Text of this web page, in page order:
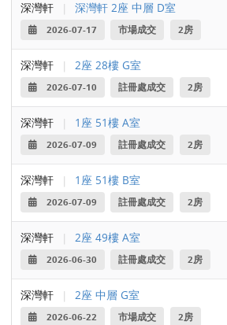
深灣軒 | 深灣軒 2座 中層 D室
2026-07-17 市場成交 2房
深灣軒 | 2座 28樓 G室
2026-07-10 註冊處成交 2房
深灣軒 | 1座 51樓 A室
2026-07-09 註冊處成交 2房
深灣軒 | 1座 51樓 B室
2026-07-09 註冊處成交 2房
深灣軒 | 2座 49樓 A室
2026-06-30 註冊處成交 2房
深灣軒 | 2座 中層 G室
2026-06-22 市場成交 2房